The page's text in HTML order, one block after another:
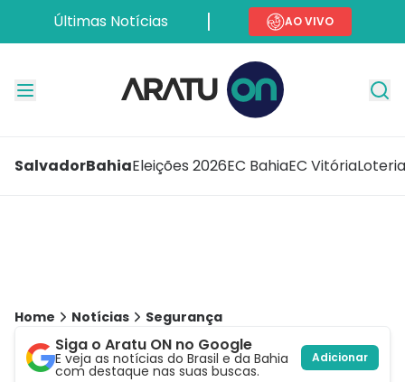
Últimas Notícias AO VIVO
SalvadorBahiaEleições 2026EC BahiaEC Vitória
Home Notícias Segurança
Siga o Aratu ON no Google
E veja as notícias do Brasil e da Bahia
com destaque nas suas buscas.
Adicionar